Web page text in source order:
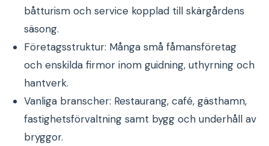
båtturism och service kopplad till skärgårdens
säsong.
Företagsstruktur: Många små fåmansföretag
och enskilda firmor inom guidning, uthyrning och
hantverk.
Vanliga branscher: Restaurang, café, gästhamn,
fastighetsförvaltning samt bygg och underhåll av
bryggor.